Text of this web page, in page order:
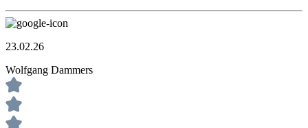
23.02.26
Wolfgang Dammers